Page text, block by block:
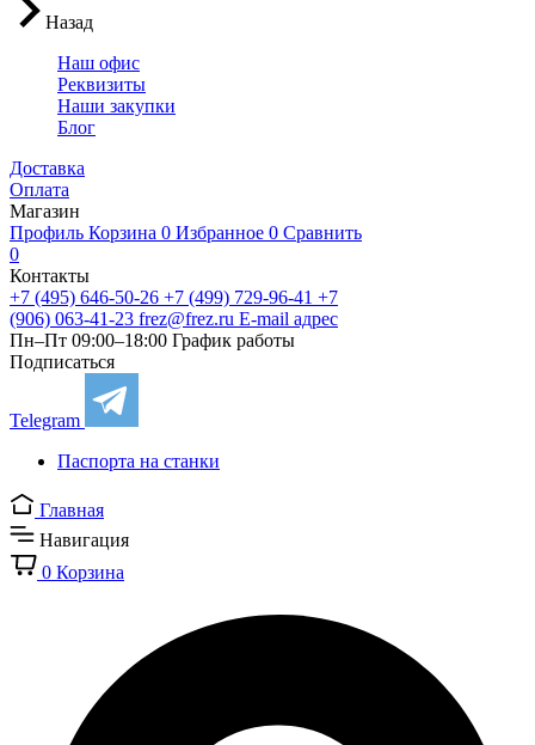
Назад
Наш офис
Реквизиты
Наши закупки
Блог
Доставка
Оплата
Магазин
Профиль Корзина 0 Избранное 0 Сравнить
0
Контакты
+7 (495) 646-50-26 +7 (499) 729-96-41 +7
(906) 063-41-23 frez@frez.ru E-mail адрес
Пн–Пт 09:00–18:00 График работы
Подписаться
Telegram
Паспорта на станки
Главная
Навигация
0 Корзина